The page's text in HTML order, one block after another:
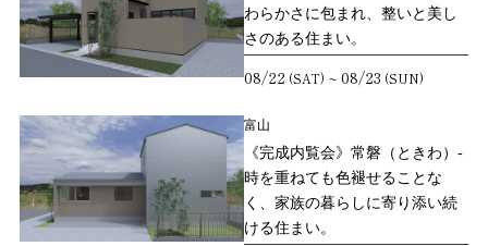
わらかさに包まれ、整いと美し
さのある住まい。
08/22 (SAT) ~ 08/23 (SUN)
富山
《完成内覧会》常磐（ときわ）‐
時を重ねても色褪せることな
く、家族の暮らしに寄り添い続
ける住まい。